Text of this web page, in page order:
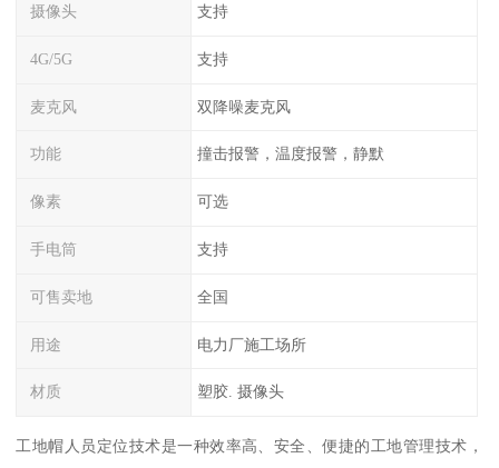
摄像头 支持
4G/5G 支持
麦克风 双降噪麦克风
功能 撞击报警，温度报警，静默
像素 可选
手电筒 支持
可售卖地 全国
用途 电力厂施工场所
材质 塑胶. 摄像头
工地帽人员定位技术是一种效率高、安全、便捷的工地管理技术，